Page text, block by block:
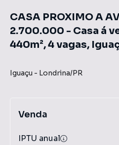
CASA PROXIMO A
2.700.000 - Casa á
440m², 4 vagas,
Iguaçu - Londrina/PR
Venda
IPTU anual